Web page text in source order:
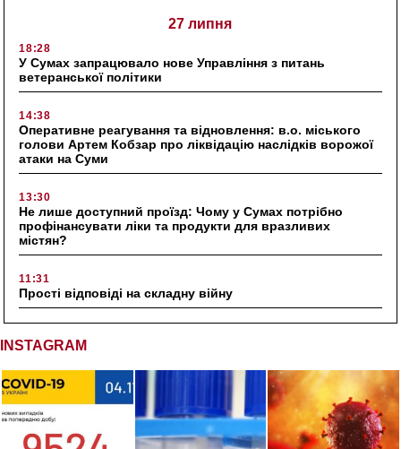
27 липня
18:28
У Сумах запрацювало нове Управління з питань
ветеранської політики
14:38
Оперативне реагування та відновлення: в.о. міського
голови Артем Кобзар про ліквідацію наслідків ворожої
атаки на Суми
13:30
Не лише доступний проїзд: Чому у Сумах потрібно
профінансувати ліки та продукти для вразливих
містян?
11:31
Прості відповіді на складну війну
INSTAGRAM